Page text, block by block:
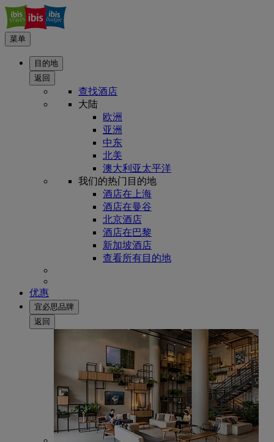
菜单
目的地
返回
查找酒店
大陆
欧洲
亚洲
中东
北美
澳大利亚太平洋
我们的热门目的地
酒店在上海
酒店在曼谷
北京酒店
酒店在巴黎
新加坡酒店
查看所有目的地
优惠
宜必思品牌
返回